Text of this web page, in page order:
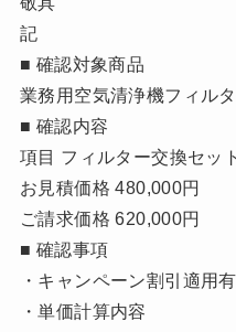
記
■ 確認対象商品
業務用空気清浄機フィル
■ 確認内容
項目 フィルター交換セッ
お見積価格 480,000円
ご請求価格 620,000円
■ 確認事項
・キャンペーン割引適用
・単価計算内容